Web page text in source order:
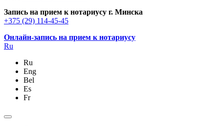
Запись на прием к нотариусу г. Минска
+375 (29) 114-45-45
Онлайн-запись на прием к нотариусу
Ru
Ru
Eng
Bel
Es
Fr